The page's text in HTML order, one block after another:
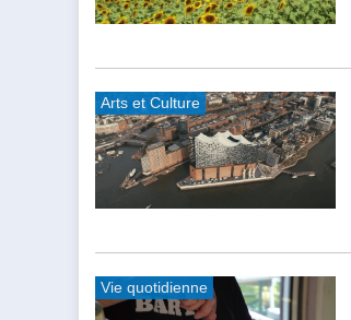
Arts et Culture
Vie quotidienne